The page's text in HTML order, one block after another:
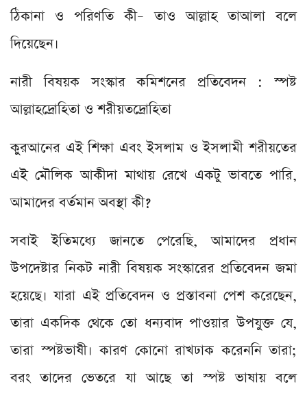
ঠিকানা ও পরিণতি কী– তাও আল্লাহ তাআলা বলে
দিয়েছেন।
নারী বিষয়ক সংস্কার কমিশনের প্রতিবেদন : স্পষ্ট
আল্লাহদ্রোহিতা ও শরীয়তদ্রোহিতা
কুরআনের এই শিক্ষা এবং ইসলাম ও ইসলামী শরীয়তের
এই মৌলিক আকীদা মাথায় রেখে একটু ভাবতে পারি,
আমাদের বর্তমান অবস্থা কী?
সবাই ইতিমধ্যে জানতে পেরেছি, আমাদের প্রধান
উপদেষ্টার নিকট নারী বিষয়ক সংস্কারের প্রতিবেদন জমা
হয়েছে। যারা এই প্রতিবেদন ও প্রস্তাবনা পেশ করেছেন,
তারা একদিক থেকে তো ধন্যবাদ পাওয়ার উপযুক্ত যে,
তারা স্পষ্টভাষী। কারণ কোনো রাখঢাক করেননি তারা;
বরং তাদের ভেতরে যা আছে তা স্পষ্ট ভাষায় বলে